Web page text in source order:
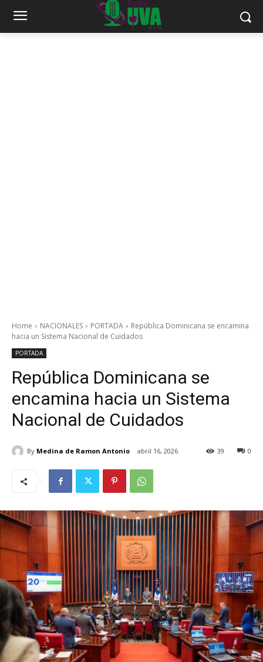
Home NACIONALES PORTADA
República Dominicana se encamina
hacia un Sistema Nacional de Cuidados
PORTADA
República Dominicana se
encamina hacia un Sistema
Nacional de Cuidados
By Medina de Ramon Antonio abril 16, 2026 0
39